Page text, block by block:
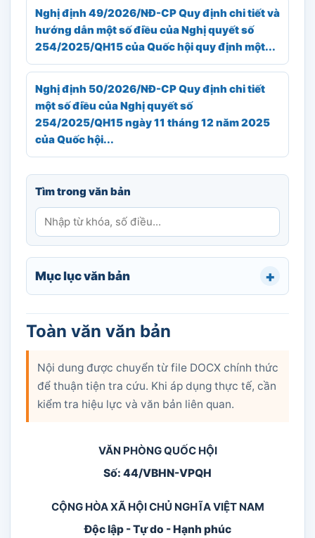
Nghị định 49/2026/NĐ-CP Quy định chi tiết và
hướng dẫn một số điều của Nghị quyết số
254/2025/QH15 của Quốc hội quy định một...
Nghị định 50/2026/NĐ-CP Quy định chi tiết
một số điều của Nghị quyết số
254/2025/QH15 ngày 11 tháng 12 năm 2025
của Quốc hội...
Tìm trong văn bản
Mục lục văn bản
Toàn văn văn bản
Nội dung được chuyển từ file DOCX chính thức
để thuận tiện tra cứu. Khi áp dụng thực tế, cần
kiểm tra hiệu lực và văn bản liên quan.
VĂN PHÒNG QUỐC HỘI
Số: 44/VBHN-VPQH
CỘNG HÒA XÃ HỘI CHỦ NGHĨA VIỆT NAM
Độc lập - Tự do - Hạnh phúc